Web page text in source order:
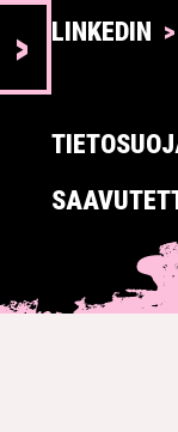
LINKEDIN